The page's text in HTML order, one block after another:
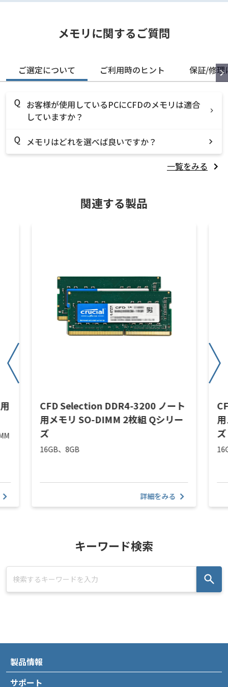
メモリに関するご質問
ご選定について ご利用時のヒント 保証/修理
お客様が使用しているPCにCFDのメモリは適合
していますか？
メモリはどれを選べば良いですか？
一覧をみる
関連する製品
CFD Selection DDR4-3200 ノート
用メモリ SO-DIMM 2枚組 Qシリー
ズ
16GB、8GB
詳細をみる
ズ
キーワード検索
製品情報
サポート